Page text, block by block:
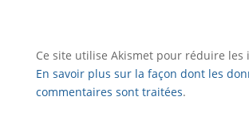
Ce site utilise Akismet pour réduire les
En savoir plus sur la façon dont les
commentaires sont traitées.